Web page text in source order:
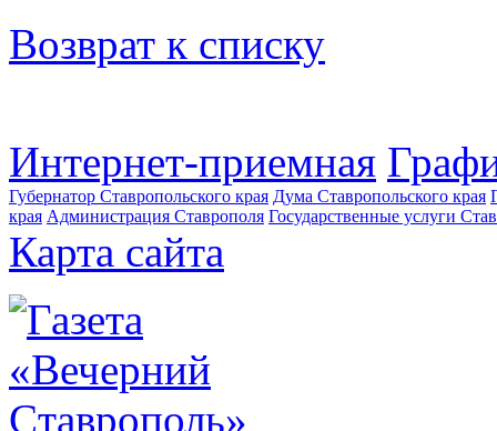
Возврат к списку
Интернет-приемная
Губернатор Ставропольского края Дума Ставропольского края
края Администрация Ставрополя Государственные услуги
Карта сайта